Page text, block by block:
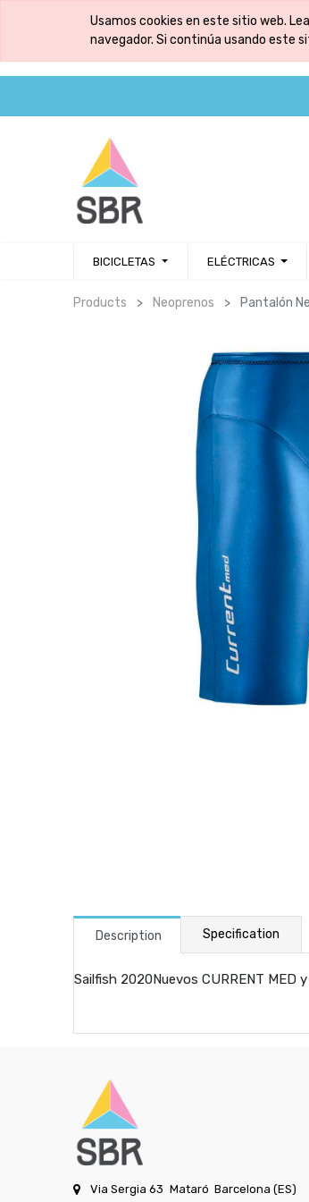
Usamos cookies en este sitio web.
navegador. Si continúa usando este
BICICLETAS ELÉCTRICAS
Products Neoprenos Pantalón
Description Specification
Sailfish 2020Nuevos CURRENT
Via Sergia 63 Mataró Barcelona (ES)